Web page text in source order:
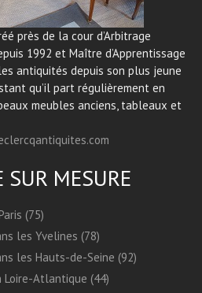
près de la cour d’Arbitrage
1992 et Maître d’Apprentissage
antiquités depuis son plus jeune
qu’il part régulièrement en
meubles anciens, tableaux et
MESURE
(75)
les Yvelines (78)
les Hauts-de-Seine (92)
Loire-Atlantique (44)